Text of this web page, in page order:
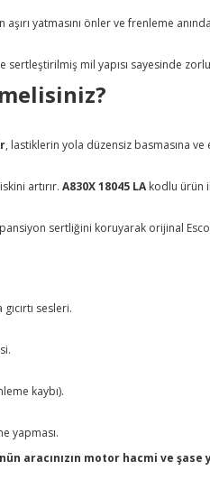
aşırı yatmasını önler ve frenleme
sertleştirilmiş mil yapısı sayesinde
, lastiklerin yola düzensiz basmasına
artırır. A830X 18045 LA kodlu ürün
sertliğini koruyarak orijinal
sesleri.
kaybı).
yapması.
aracınızın motor hacmi ve